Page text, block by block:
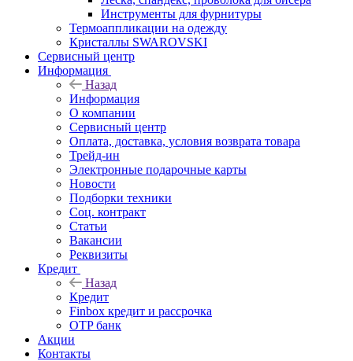
Инструменты для фурнитуры
Термоаппликации на одежду
Кристаллы SWAROVSKI
Сервисный центр
Информация
Назад
Информация
О компании
Сервисный центр
Оплата, доставка, условия возврата товара
Трейд-ин
Электронные подарочные карты
Новости
Подборки техники
Соц. контракт
Статьи
Вакансии
Реквизиты
Кредит
Назад
Кредит
Finbox кредит и рассрочка
OTP банк
Акции
Контакты